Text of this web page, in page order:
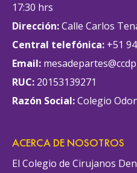
17:30 hrs
Dirección:Calle Carlos
Central telefónica: +51
Email:
RUC: 20153139271
Razón Social:Colegio
ACERCA DE NOSOTROS
El Colegio de Cirujanos